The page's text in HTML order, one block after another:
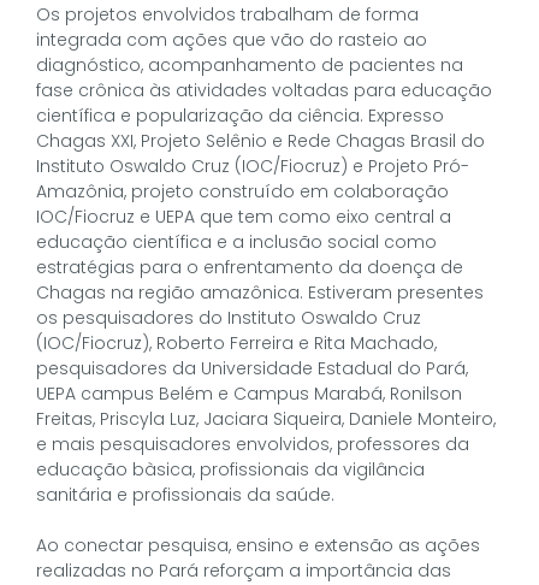
Os projetos envolvidos trabalham de forma
integrada com ações que vão do rasteio ao
diagnóstico, acompanhamento de pacientes na
fase crônica às atividades voltadas para educação
científica e popularização da ciência. Expresso
Chagas XXI, Projeto Selênio e Rede Chagas Brasil do
Instituto Oswaldo Cruz (IOC/Fiocruz) e Projeto Pró-
Amazônia, projeto construído em colaboração
IOC/Fiocruz e UEPA que tem como eixo central a
educação científica e a inclusão social como
estratégias para o enfrentamento da doença de
Chagas na região amazônica. Estiveram presentes
os pesquisadores do Instituto Oswaldo Cruz
(IOC/Fiocruz), Roberto Ferreira e Rita Machado,
pesquisadores da Universidade Estadual do Pará,
UEPA campus Belém e Campus Marabá, Ronilson
Freitas, Priscyla Luz, Jaciara Siqueira, Daniele Monteiro,
e mais pesquisadores envolvidos, professores da
educação bàsica, profissionais da vigilância
sanitária e profissionais da saúde.
Ao conectar pesquisa, ensino e extensão as ações
realizadas no Pará reforçam a importância das